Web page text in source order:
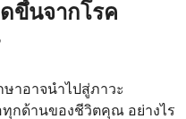
ขึ้นจากโรค
าอาจนำไปสู่ภาวะ
กด้านของชีวิตคุณ อย่างไร